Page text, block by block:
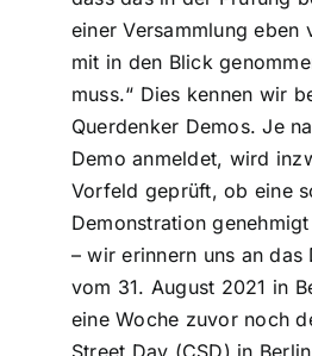
einer Versammlung eben
mit in den Blick
muss.“ Dies kennen wir
Querdenker Demos. Je
Demo anmeldet, wird
Vorfeld geprüft, ob eine
Demonstration
– wir erinnern uns an das
vom 31. August 2021 in
eine Woche zuvor noch